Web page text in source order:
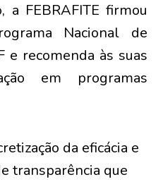
a FEBRAFITE firmou
Nacional de
e recomenda às suas
em programas
da eficácia e
transparência que